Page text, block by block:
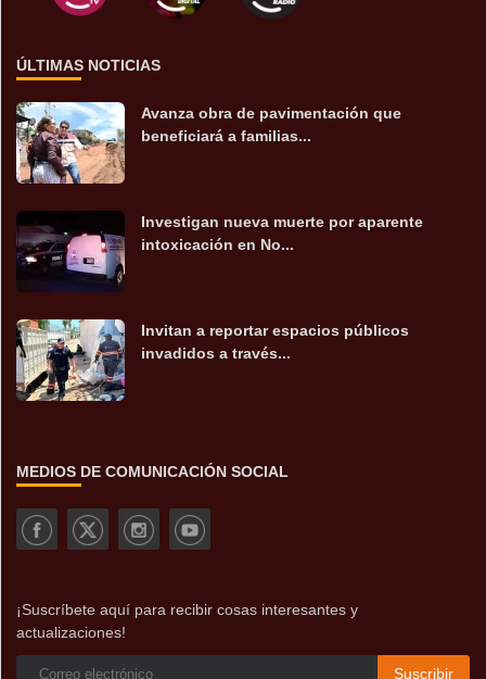
ÚLTIMAS NOTICIAS
Avanza obra de pavimentación que
beneficiará a familias...
Investigan nueva muerte por aparente
intoxicación en No...
Invitan a reportar espacios públicos
invadidos a través...
MEDIOS DE COMUNICACIÓN SOCIAL
¡Suscríbete aquí para recibir cosas interesantes y
actualizaciones!
Suscribir